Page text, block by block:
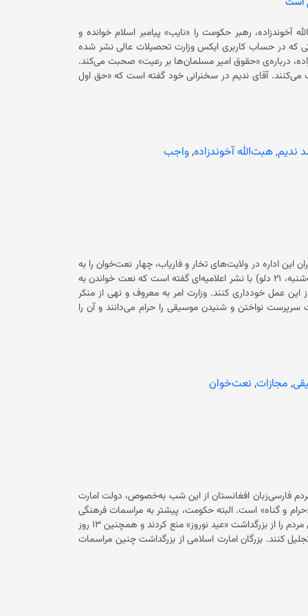
رهبر حکومت را «نایب» پیامبر اسلام خوانده و
را «حرام» دانسته است. در یک فایل صوتی که در حساب کاربری ایکس وزارت تحصیلات عالی نشر شده
درباره‌ی «حقوق امیر مسلمان‌ها بر رعیت» صحبت می‌کند.
مسوولان حکومت فعلی و مردم ملا هبت‌الله آخوندزاده، «امیرالمؤمنین» خطاب می‌کنند. آقای ندیم در سخنرانی خود گفته است که «حق اول
الزکاة است، همانند کتب علیکم الصیام است. اطاعت از
است. بغاوت از امیر مسلمان‌ها حرام است و احترام امیر
مسلمان‌ها بر تو لازم است. به‌خاطری که امیر مسلمان‌ها، خلیفه خدا و رسول است.» وی گفته است: «اطاعت از امیر، اطاعت از پیامبر است و
ندیم,هبت‌الله آخوندزاده,واجب
اداره در ولایت‌های تخار و فاریاب، چهار نعت‌خوان را به
«اتهام خواندن نعت به سبک موسیقی» بازداشت کرده‌اند. این وزارت امروز (یک‌شنبه، ۲۱ دلو) با نشر اعلامیه‌ای گفته است که نعت خواندن به
سبک موسیقی در اسلام حرام است و چندین بار به آنان توصیه شده بود تا از این عمل خودداری کنند. وزارت امر به معروف و نهی از منکر
هویت این چهار نعت‌خوان چیزی نگفته‌ است. حکومت سرپرست نواختن و شنیدن موسیقی را حرام می‌دانند و آن را
ایران و تعدادی هم به پاکستان مهاجر شده‌اند. بعضی از
ترکیه، هند و کشورهای غربی رفته‌اند.
, مجازات, نعت‌خوان
فارسی‌زبان افغانستان از این شب به‌خصوص، دولت امارت
و گناه» است. البته حکومت، پیشتر به مراسمات فرهنگی
دیگر نیز «حکم حرمت» و «معصیت» داده بود. مثلا در اول همین سال شمسی مردم را از بزرگداشت «عید نوروز» منع کردند و همچنین ۱۳ روز
پس از آن هم مردم را نگذاشتند که به پیشواز طبیعت بروند و «سیزده‌بدر» را تجلیل کنند. بزرگان امارت اسلامی از بزرگداشت چنین مراسمات
ندارد.» فکر می‌کنم منظورشان از این جمله و جمله‌های
به چنین مراسماتی نکرده است، لذا تجلیل از آن